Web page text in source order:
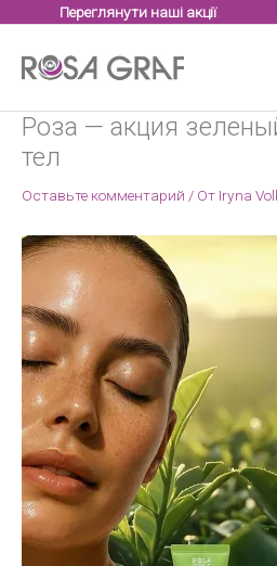
содержимому
Переглянути наші акції
Роза — акция
тел
Оставьте комментарий / От Iryna